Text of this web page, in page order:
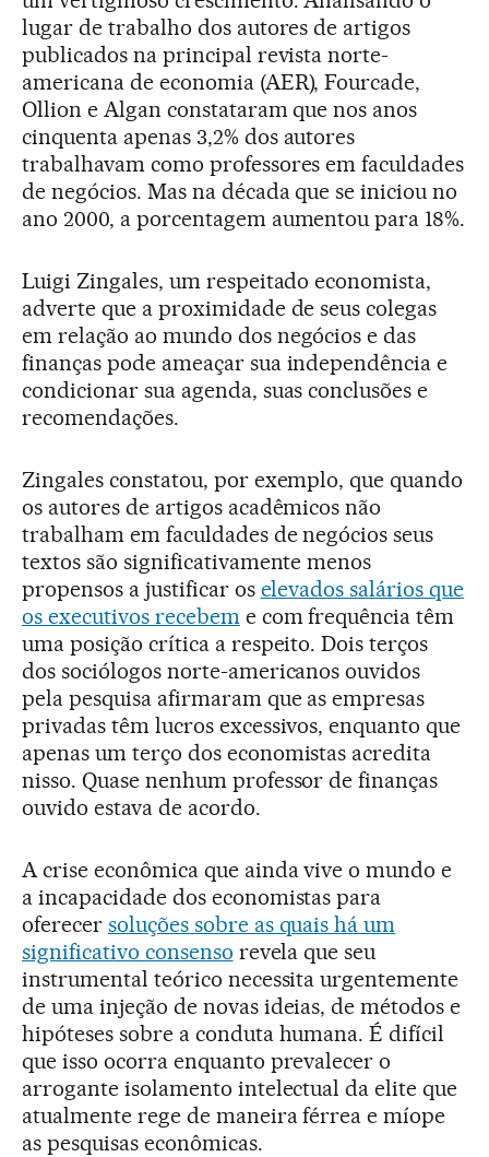
lugar de trabalho dos autores de artigos
publicados na principal revista norte-
americana de economia (AER), Fourcade,
Ollion e Algan constataram que nos anos
cinquenta apenas 3,2% dos autores
trabalhavam como professores em faculdades
de negócios. Mas na década que se iniciou no
ano 2000, a porcentagem aumentou para 18%.
Luigi Zingales, um respeitado economista,
adverte que a proximidade de seus colegas
em relação ao mundo dos negócios e das
finanças pode ameaçar sua independência e
condicionar sua agenda, suas conclusões e
recomendações.
Zingales constatou, por exemplo, que quando
os autores de artigos acadêmicos não
trabalham em faculdades de negócios seus
textos são significativamente menos
propensos a justificar os elevados salários que
os executivos recebeme com frequência têm
uma posição crítica a respeito. Dois terços
dos sociólogos norte-americanos ouvidos
pela pesquisa afirmaram que as empresas
privadas têm lucros excessivos, enquanto que
apenas um terço dos economistas acredita
nisso. Quase nenhum professor de finanças
ouvido estava de acordo.
A crise econômica que ainda vive o mundo e
a incapacidade dos economistas para
oferecer soluções sobre as quais há um
significativo consenso revela que seu
instrumental teórico necessita urgentemente
de uma injeção de novas ideias, de métodos e
hipóteses sobre a conduta humana. É difícil
que isso ocorra enquanto prevalecer o
arrogante isolamento intelectual da elite que
atualmente rege de maneira férrea e míope
as pesquisas econômicas.